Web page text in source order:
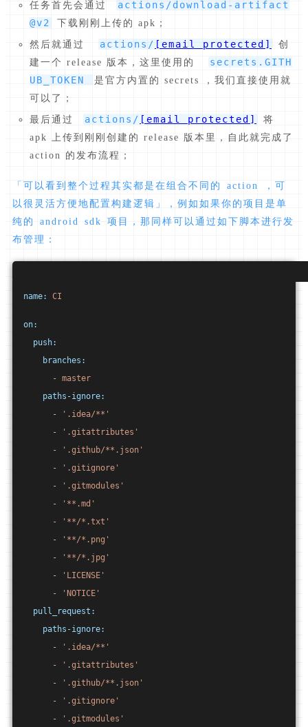
任务首先会通过
actions/download-artifact
@v2
下载刚刚上传的 apk；
然后就通过 actions/ [email protected]
创
建一个 release 版本，这里使用的
secrets.GITH
UB_TOKEN
是官方内置的 secrets ，我们直接使用就
可以了；
最后通过 actions/ [email protected]
将
apk 上传到刚刚创建的 release 版本里，自此就完成了
action 的发布流程；
「可以看到整个过程其实都是在组合不同的 action ，可
以很灵活方便地配置构建逻辑」，例如如果你的项目是单
纯的 android sdk 项目，那同样可以通过如下脚本进行发
布管理：
name: CI
on:
push:
branches:
- master
paths-ignore:
-
'.idea/**'
-
'.gitattributes'
-
'.github/**.json'
-
'.gitignore'
-
'.gitmodules'
-
'**.md'
-
'**/*.txt'
-
'**/*.png'
-
'**/*.jpg'
-
'LICENSE'
-
'NOTICE'
pull_request:
paths-ignore:
-
'.idea/**'
-
'.gitattributes'
-
'.github/**.json'
-
'.gitignore'
-
'.gitmodules'